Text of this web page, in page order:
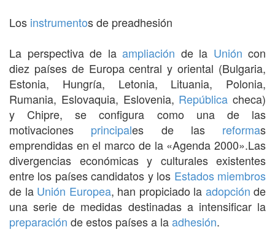
Los instrumentos de preadhesión
La perspectiva de la ampliación de la Unión con
diez países de Europa central y oriental (Bulgaria,
Estonia, Hungría, Letonia, Lituania, Polonia,
Rumania, Eslovaquia, Eslovenia, República checa)
y Chipre, se configura como una de las
motivaciones principales de las reformas
emprendidas en el marco de la «Agenda 2000».Las
divergencias económicas y culturales existentes
entre los países candidatos y los Estados miembros
de la Unión Europea, han propiciado la adopción de
una serie de medidas destinadas a intensificar la
preparación de estos países a laadhesión.